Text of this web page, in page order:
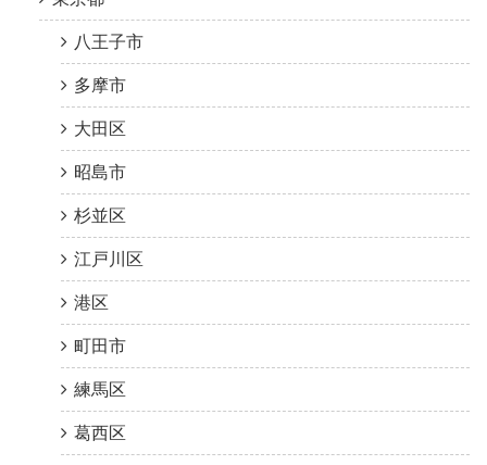
八王子市
多摩市
大田区
昭島市
杉並区
江戸川区
港区
町田市
練馬区
葛西区